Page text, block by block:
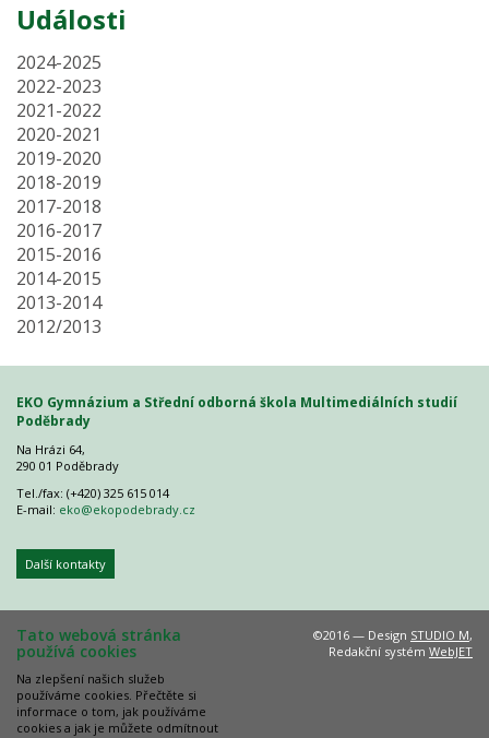
Události
2024-2025
2022-2023
2021-2022
2020-2021
2019-2020
2018-2019
2017-2018
2016-2017
2015-2016
2014-2015
2013-2014
2012/2013
EKO Gymnázium a Střední odborná škola Multimediálních studií
Poděbrady
Na Hrázi 64,
290 01 Poděbrady
Tel./fax: (+420) 325 615 014
E-mail: eko@ekopodebrady.cz
Další kontakty
Tato webová stránka
používá cookies
Na zlepšení našich služeb
používáme cookies. Přečtěte si
informace o tom, jak používáme
cookies a jak je můžete odmítnout
©2016 — Design STUDIO M,
Redakční systém WebJET